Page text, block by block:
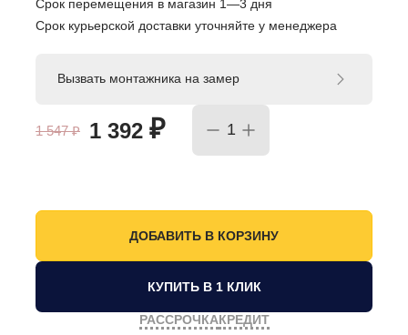
Срок перемещения в магазин 1—3 дня
Срок курьерской доставки уточняйте у менеджера
1 547₽ 1 392 ₽
Вызвать монтажника на замер
КУПИТЬ В 1 КЛИК
РАССРОЧКАКРЕДИТ